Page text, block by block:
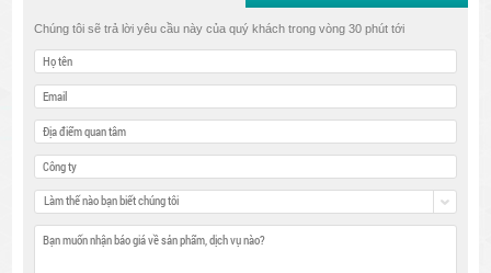
Chúng tôi sẽ trả lời yêu cầu này của quý khách trong vòng 30 phút tới
Làm thế nào bạn biết chúng tôi